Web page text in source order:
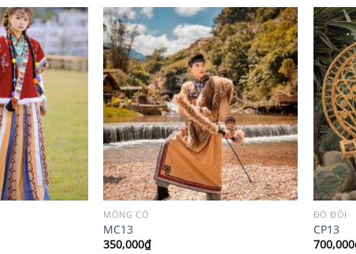
MÔNG CỔ
MC13
350,000₫
ĐỒ ĐÔI
CP13
700,000